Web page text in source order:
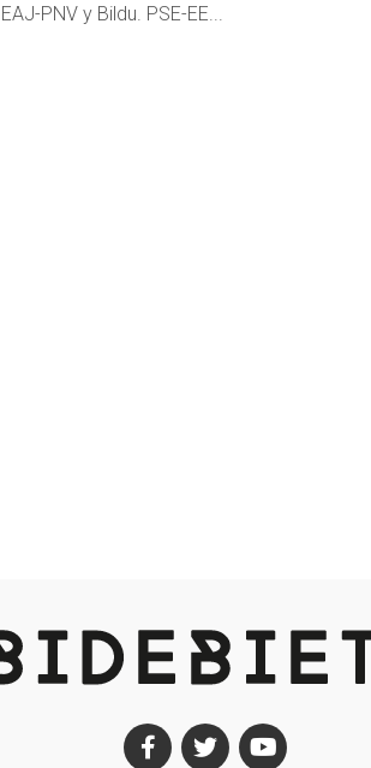
EAJ-PNV y Bildu. PSE-EE...